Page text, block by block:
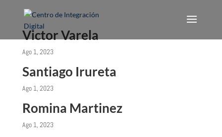
Victor Varela
Ago 1, 2023
Santiago Irureta
Ago 1, 2023
Romina Martinez
Ago 1, 2023